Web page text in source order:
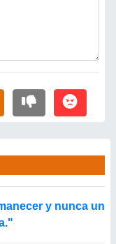
y nunca un